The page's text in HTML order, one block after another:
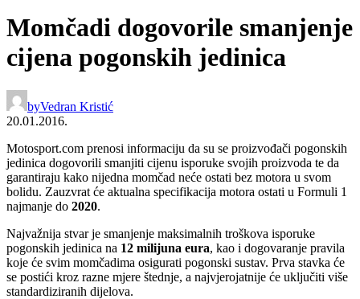
Momčadi dogovorile smanjenje
cijena pogonskih jedinica
byVedran Kristić
20.01.2016.
Motosport.com prenosi informaciju da su se proizvođači pogonskih
jedinica dogovorili smanjiti cijenu isporuke svojih proizvoda te da
garantiraju kako nijedna momčad neće ostati bez motora u svom
bolidu. Zauzvrat će aktualna specifikacija motora ostati u Formuli 1
najmanje do 2020.
Najvažnija stvar je smanjenje maksimalnih troškova isporuke
pogonskih jedinica na 12 milijuna eura, kao i dogovaranje pravila
koje će svim momčadima osigurati pogonski sustav. Prva stavka će
se postići kroz razne mjere štednje, a najvjerojatnije će uključiti više
standardiziranih dijelova.